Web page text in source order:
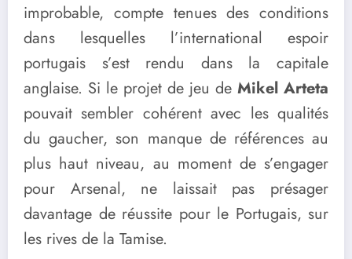
improbable, compte tenues des conditions
dans lesquelles l’international espoir
portugais s’est rendu dans la capitale
anglaise. Si le projet de jeu de Mikel Arteta
pouvait sembler cohérent avec les qualités
du gaucher, son manque de références au
plus haut niveau, au moment de s’engager
pour Arsenal, ne laissait pas présager
davantage de réussite pour le Portugais, sur
les rives de la Tamise.